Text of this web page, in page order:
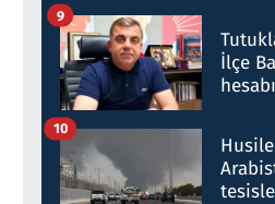
İlçe
9
10